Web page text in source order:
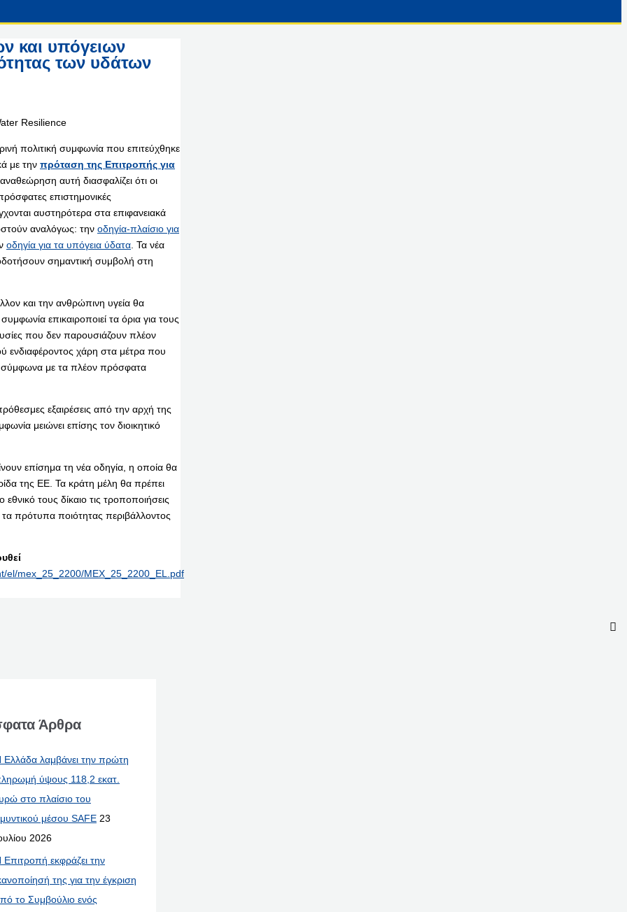
και υπόγειων
των υδάτων
πολιτική συμφωνία που επιτεύχθηκε
με την πρόταση της Επιτροπής για
αυτή διασφαλίζει ότι οι
επιστημονικές
αυστηρότερα στα επιφανειακά
αναλόγως: την οδηγία-πλαίσιο για
οδηγία για τα υπόγεια ύδατα . Τα νέα
σημαντική συμβολή στη
και την ανθρώπινη υγεία θα
επικαιροποιεί τα όρια για τους
που δεν παρουσιάζουν πλέον
ενδιαφέροντος χάρη στα μέτρα που
σύμφωνα με τα πλέον πρόσφατα
εξαιρέσεις από την αρχή της
μειώνει επίσης τον διοικητικό
επίσημα τη νέα οδηγία, η οποία θα
της ΕΕ. Τα κράτη μέλη θα πρέπει
τους δίκαιο τις τροποποιήσεις
πρότυπα ποιότητας περιβάλλοντος
el/mex_25_2200/MEX_25_2200_EL.pdf
Άρθρα
Ελλάδα λαμβάνει την πρώτη
ύψους 118,2 εκατ.
στο πλαίσιο του
μέσου SAFE 23
2026
Επιτροπή εκφράζει την
της για την έγκριση
το Συμβούλιο ενός